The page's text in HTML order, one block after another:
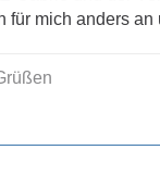
für mich anders